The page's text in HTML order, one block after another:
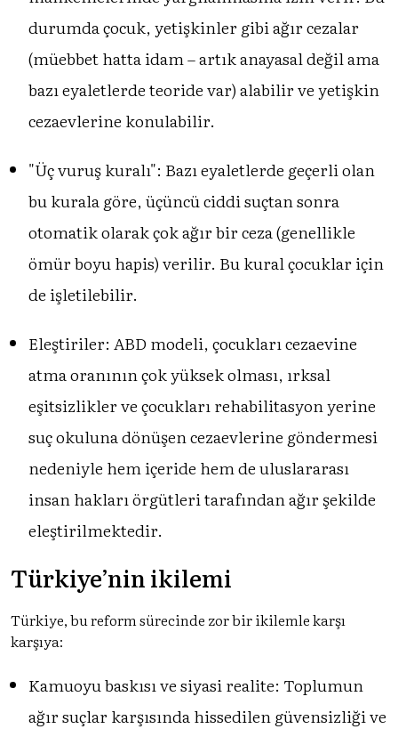
durumda çocuk, yetişkinler gibi ağır cezalar
(müebbet hatta idam – artık anayasal değil ama
bazı eyaletlerde teoride var) alabilir ve yetişkin
cezaevlerine konulabilir.
"Üç vuruş kuralı": Bazı eyaletlerde geçerli olan
bu kurala göre, üçüncü ciddi suçtan sonra
otomatik olarak çok ağır bir ceza (genellikle
ömür boyu hapis) verilir. Bu kural çocuklar için
de işletilebilir.
Eleştiriler: ABD modeli, çocukları cezaevine
atma oranının çok yüksek olması, ırksal
eşitsizlikler ve çocukları rehabilitasyon yerine
suç okuluna dönüşen cezaevlerine göndermesi
nedeniyle hem içeride hem de uluslararası
insan hakları örgütleri tarafından ağır şekilde
eleştirilmektedir.
Türkiye’nin ikilemi
Türkiye, bu reform sürecinde zor bir ikilemle karşı
karşıya:
Kamuoyu baskısı ve siyasi realite: Toplumun
ağır suçlar karşısında hissedilen güvensizliği ve